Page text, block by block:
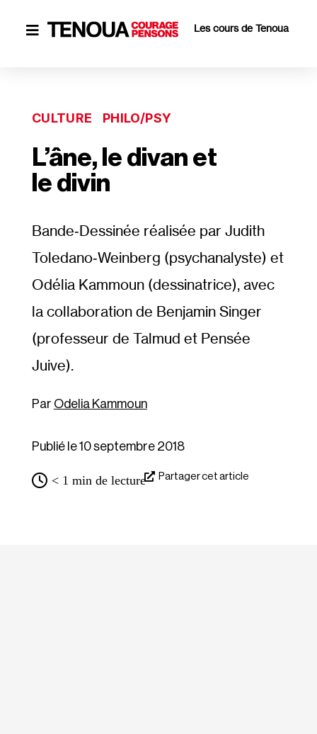
 Les cours de Tenoua
CULTURE PHILO/PSY
L’âne, le divan et
le divin
Bande‐​Dessinée réalisée par Judith
Toledano‐​Weinberg (psychanalyste) et
Odélia Kammoun (dessinatrice), avec
la collaboration de Benjamin Singer
(professeur de Talmud et Pensée
Juive).
Odelia Kammoun
Publié le 10 septembre 2018
< 1 min de lecture Partager cet article